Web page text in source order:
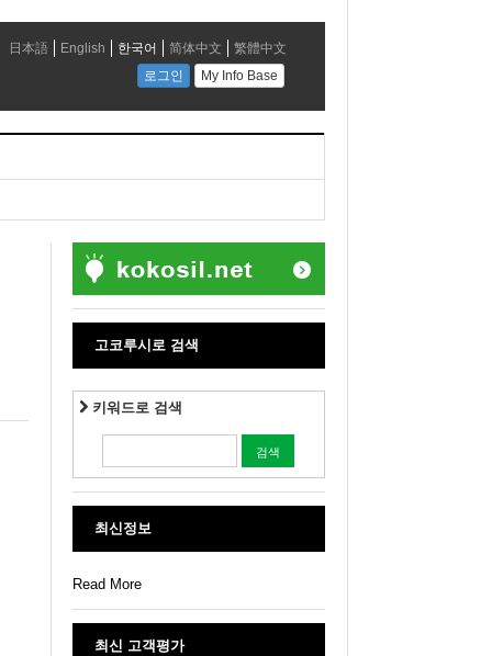
고코루시로 검색
키워드로 검색
최신정보
Read More
최신 고객평가